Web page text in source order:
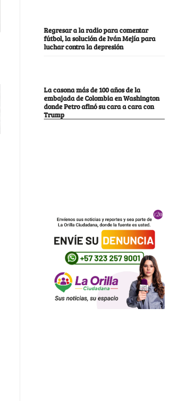
Regresar a la radio para comentar
fútbol, la solución de Iván Mejía para
luchar contra la depresión
La casona más de 100 años de la
embajada de Colombia en Washington
donde Petro afinó su cara a cara con
Trump